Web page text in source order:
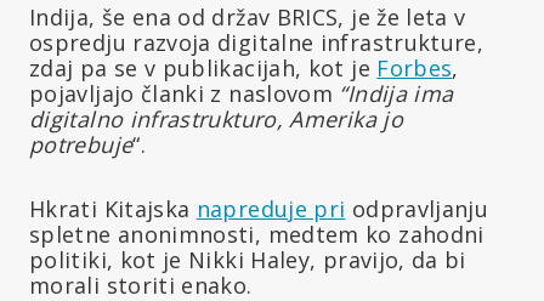
Indija, še ena od držav BRICS, je že leta v
ospredju razvoja digitalne infrastrukture,
zdaj pa se v publikacijah, kot je Forbes,
pojavljajo članki z naslovom “Indija ima
digitalno infrastrukturo, Amerika jo
potrebuje“.
Hkrati Kitajska napreduje pri odpravljanju
spletne anonimnosti, medtem ko zahodni
politiki, kot je Nikki Haley, pravijo, da bi
morali storiti enako.